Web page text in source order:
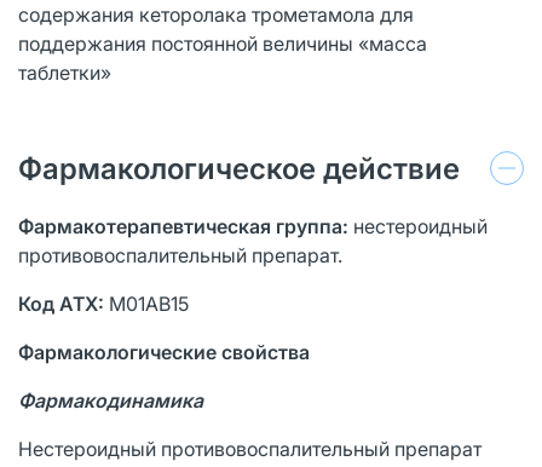
содержания кеторолака трометамола для
поддержания постоянной величины «масса
таблетки»
Фармакологическое действие
Фармакотерапевтическая группа: нестероидный
противовоспалительный препарат.
Код ATX: M01AB15
Фармакологические свойства
Фармакодинамика
Нестероидный противовоспалительный препарат